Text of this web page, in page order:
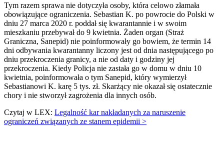
Tym razem sprawa nie dotyczyła osoby, która celowo złamała
obowiązujące ograniczenia. Sebastian K. po powrocie do Polski w
dniu 27 marca 2020 r. poddał się kwarantannie i w swoim
mieszkaniu przebywał do 9 kwietnia. Żaden organ (Straż
Graniczna, Sanepid) nie poinformowały go bowiem, że termin 14
dni odbywania kwarantanny liczony jest od dnia następującego po
dniu przekroczenia granicy, a nie od daty i godziny jej
przekroczenia. Kiedy Policja nie zastała go w domu w dniu 10
kwietnia, poinformowała o tym Sanepid, który wymierzył
Sebastianowi K. karę 5 tys. zł. Skarżący nie okazał się ostatecznie
chory i nie stworzył zagrożenia dla innych osób.
Czytaj w LEX: Legalność kar nakładanych za naruszenie
ograniczeń związanych ze stanem epidemii >